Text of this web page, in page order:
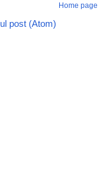
Home page
post (Atom)